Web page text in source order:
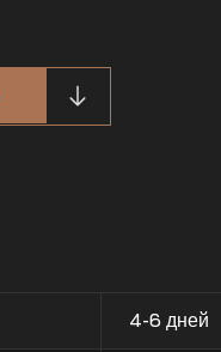
4-6 дней